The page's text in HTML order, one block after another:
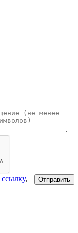
Отправить
ссылку,